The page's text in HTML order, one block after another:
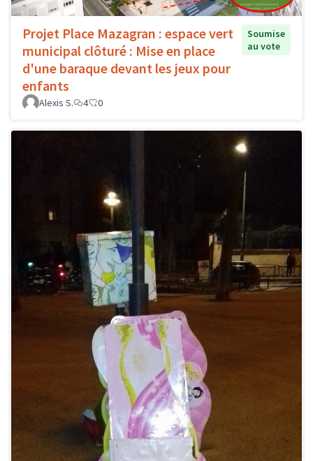
Projet Place Mazagran : espace vert
municipal clôturé : Mise en place
d'une baraque devant les jeux pour
enfants
Soumise
au vote
Alexis S. 4 0